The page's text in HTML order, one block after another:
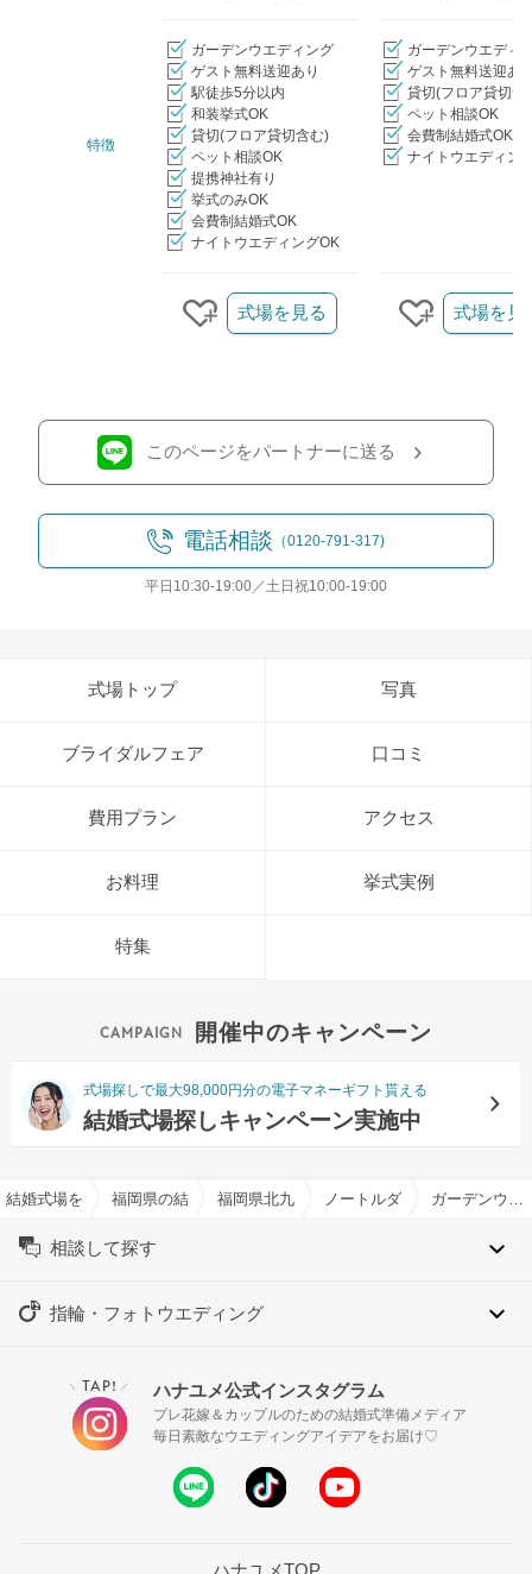
特徴
ガーデンウエディング
ゲスト無料送迎あり
駅徒歩5分以内
和装挙式OK
貸切(フロア貸切含む)
ペット相談OK
提携神社有り
挙式のみOK
会費制結婚式OK
ナイトウエディングOK
ガーデンウエディ
ゲスト無料送迎あ
貸切(フロア貸切含
ペット相談OK
会費制結婚式OK
ナイトウエディン
クリップする
式場を見る
クリップす
式場を見
このページをパートナーに送る
電話相談 （0120-791-317)
平日10:30-19:00／土日祝10:00-19:00
式場トップ 写真
ブライダルフェア 口コミ
費用プラン アクセス
お料理 挙式実例
特集
開催中のキャンペーン
式場探しで最大98,000円分の電子マネーギフト貰える
結婚式場探しキャンペーン実施中
結婚式場を探すならハナユメ
福岡県の結婚式場一覧福岡県北九州市の結婚式場一覧
ノートルダム北九州/
相談して探す
指輪・フォトウエディング
＼ TAP! ／ ハナユメ公式インスタグラム
プレ花嫁＆カップルのための結婚式準備メディア
毎日素敵なウエディングアイデアをお届け♡
ハナユメTOP